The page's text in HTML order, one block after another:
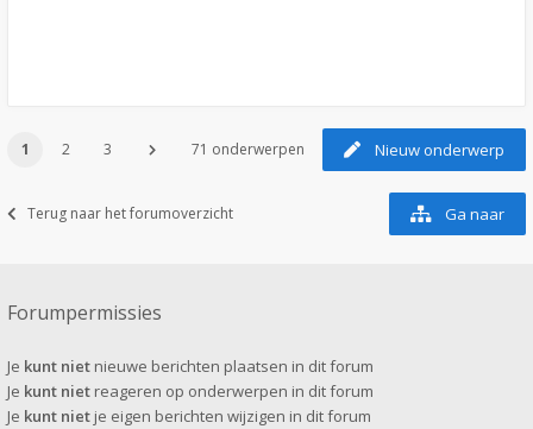
Nieuw onderwerp
1 2 3 71 onderwerpen
Terug naar het forumoverzicht Ga naar
Forumpermissies
Je kunt niet nieuwe berichten plaatsen in dit forum
Je kunt niet reageren op onderwerpen in dit forum
Je kunt niet je eigen berichten wijzigen in dit forum